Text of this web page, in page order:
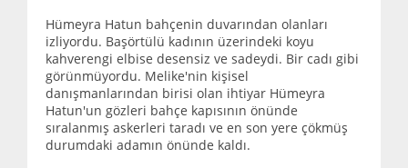
Hümeyra Hatun bahçenin duvarından olanları
izliyordu. Başörtülü kadının üzerindeki koyu
kahverengi elbise desensiz ve sadeydi. Bir cadı gibi
görünmüyordu. Melike'nin kişisel
danışmanlarından birisi olan ihtiyar Hümeyra
Hatun'un gözleri bahçe kapısının önünde
sıralanmış askerleri taradı ve en son yere çökmüş
durumdaki adamın önünde kaldı.